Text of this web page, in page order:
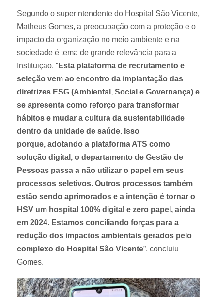
Segundo o superintendente do Hospital São Vicente,
Matheus Gomes, a preocupação com a proteção e o
impacto da organização no meio ambiente e na
sociedade é tema de grande relevância para a
Instituição. “Esta plataforma de recrutamento e
seleção vem ao encontro da implantação das
diretrizes ESG (Ambiental, Social e Governança) e
se apresenta como reforço para transformar
hábitos e mudar a cultura da sustentabilidade
dentro da unidade de saúde. Isso
porque, adotando a plataforma ATS como
solução digital, o departamento de Gestão de
Pessoas passa a não utilizar o papel em seus
processos seletivos. Outros processos também
estão sendo aprimorados e a intenção é tornar o
HSV um hospital 100% digital e zero papel, ainda
em 2024. Estamos conciliando forças para a
redução dos impactos ambientais gerados pelo
complexo do Hospital São Vicente”, concluiu
Gomes.